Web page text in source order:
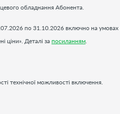
обладнання Абонента.
по 31.10.2026 включно на умовах
ціни». Деталі за посиланням.
технічної можливості включення.